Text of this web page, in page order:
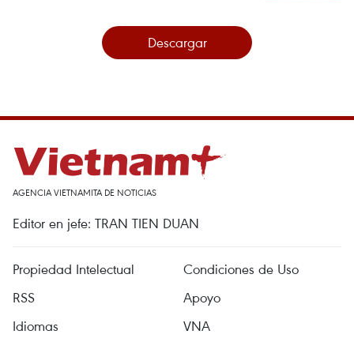
Descargar
AGENCIA VIETNAMITA DE NOTICIAS
Editor en jefe: TRAN TIEN DUAN
Propiedad Intelectual
Condiciones de Uso
RSS
Apoyo
Idiomas
VNA